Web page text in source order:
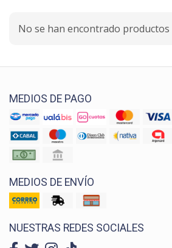
No se han encontrado productos
MEDIOS DE PAGO
MEDIOS DE ENVÍO
NUESTRAS REDES SOCIALES